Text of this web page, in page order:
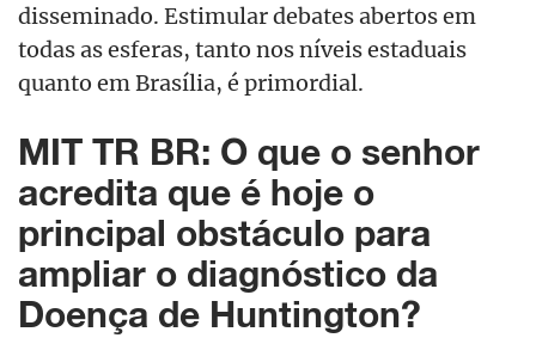
disseminado. Estimular debates abertos em
todas as esferas, tanto nos níveis estaduais
quanto em Brasília, é primordial.
MIT TR BR: O que o senhor
acredita que é hoje o
principal obstáculo para
ampliar o diagnóstico da
Doença de Huntington?